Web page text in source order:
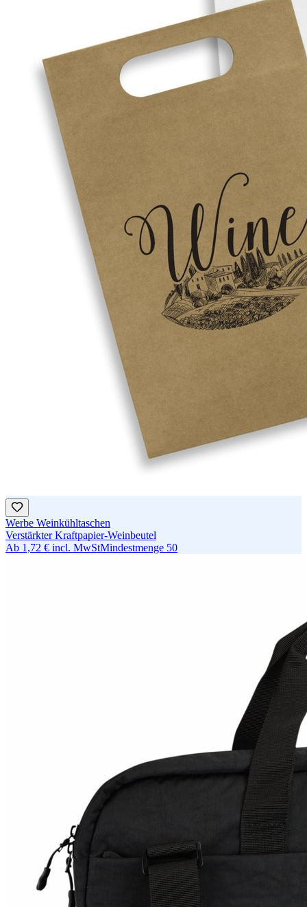
Werbe Weinkühltaschen
Verstärkter Kraftpapier-Weinbeutel
Ab 1,72 € incl. MwStMindestmenge 50